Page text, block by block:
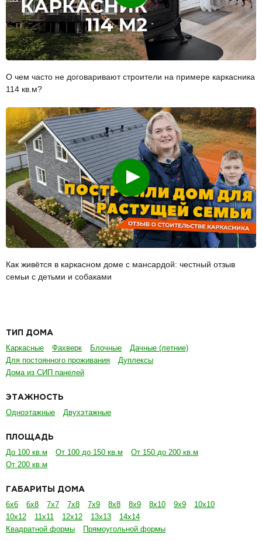
О чем часто не договаривают строители на примере каркасника
114 кв.м?
Смотреть
Как живётся в каркасном доме с мансардой: честный отзыв
семьи с детьми и собаками
ТИП ДОМА
Каркасные Фахверк Блочные
Дачные (летние)
Для постоянного проживания
Дуплексы
Дома из СИП панелей
ЭТАЖНОСТЬ
Одноэтажные Двухэтажные
ПЛОЩАДЬ
До 100 кв.м От 100 до 150 кв.м
От 150 до 200 кв.м
От 200 кв.м
ГАБАРИТЫ ДОМА
6х6 6х8 7х7 7х8 7х9 8х8 8х9 8х10 9х9
10х10
10х12
11х11 12х12 13х13
14х14
Квадратной формы
Прямоугольной формы